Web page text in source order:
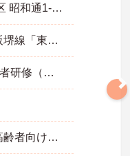
大阪府 堺市堺区 昭和通1-7-3
阪堺電気軌道阪堺線「東湊駅」徒歩5分
■介護職員初任者研修（ヘルパー2級）以上、介護福祉士 いずれか ※経験不問
サービス付き高齢者向け住宅（サ高住）